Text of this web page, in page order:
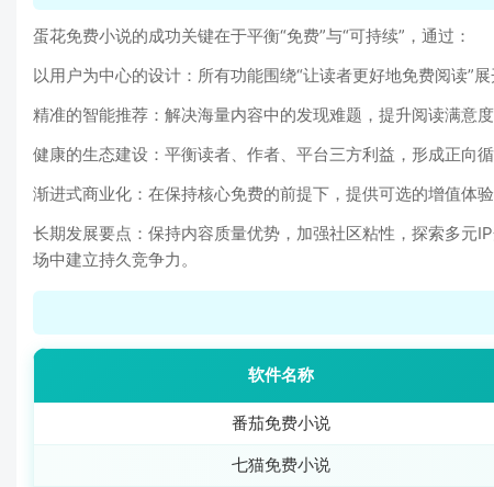
蛋花免费小说的成功关键在于平衡“免费”与“可持续”，通过：
以用户为中心的设计：所有功能围绕“让读者更好地免费阅读”
精准的智能推荐：解决海量内容中的发现难题，提升阅读满意度
健康的生态建设：平衡读者、作者、平台三方利益，形成正向
渐进式商业化：在保持核心免费的前提下，提供可选的增值体验
长期发展要点：保持内容质量优势，加强社区粘性，探索多元
场中建立持久竞争力。
软件名称
番茄免费小说
七猫免费小说